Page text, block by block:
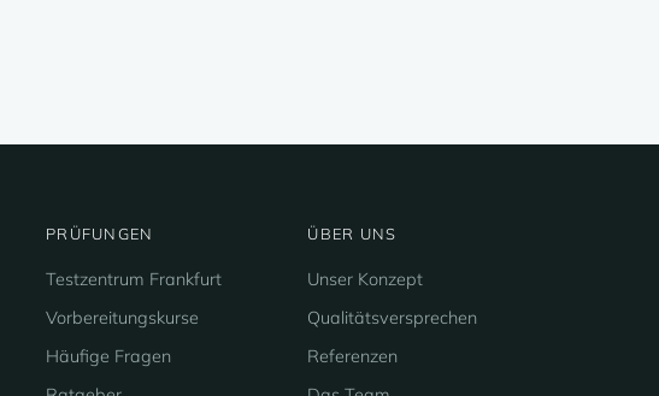
PRÜFUNGEN
Testzentrum Frankfurt
Vorbereitungskurse
Häufige Fragen
ÜBER UNS
Unser Konzept
Qualitätsversprechen
Referenzen